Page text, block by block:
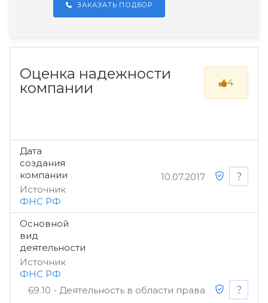
ЗАКАЗАТЬ ПОДБОР
Оценка надежности
компании
4
Дата
создания
компании
Источник
ФНС РФ
10.07.2017
Основной
вид
деятельности
Источник
ФНС РФ
69.10 - Деятельность в области права